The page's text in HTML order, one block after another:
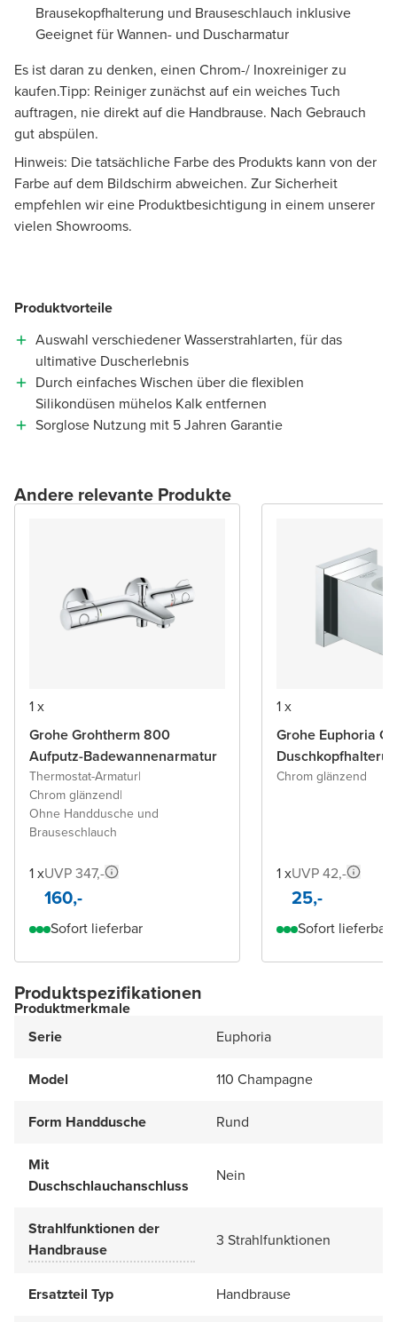
Brausekopfhalterung und Brauseschlauch inklusive
Geeignet für Wannen- und Duscharmatur
Es ist daran zu denken, einen Chrom-/ Inoxreiniger zu
kaufen.Tipp: Reiniger zunächst auf ein weiches Tuch
auftragen, nie direkt auf die Handbrause. Nach Gebrauch
gut abspülen.
Hinweis: Die tatsächliche Farbe des Produkts kann von der
Farbe auf dem Bildschirm abweichen. Zur Sicherheit
empfehlen wir eine Produktbesichtigung in einem unserer
vielen Showrooms.
Produktvorteile
Auswahl verschiedener Wasserstrahlarten, für das
ultimative Duscherlebnis
Durch einfaches Wischen über die flexiblen
Silikondüsen mühelos Kalk entfernen
Sorglose Nutzung mit 5 Jahren Garantie
Andere relevante Produkte
1 x
Grohe Grohtherm 800
Aufputz-Badewannenarmatur
Thermostat-Armatur|
Chrom glänzend|
Ohne Handdusche und
Brauseschlauch
1 xUVP 347,-
160,-
Sofort lieferbar
1 x
Grohe Euphoria
Chrom glänzend
1 xUVP 42,-
25,-
Sofort lieferbar
Produktspezifikationen
Produktmerkmale
Serie
Euphoria
Model 110 Champagne
Form Handdusche Rund
Mit
Duschschlauchanschluss
Nein
Strahlfunktionen der
Handbrause
3 Strahlfunktionen
Ersatzteil Typ Handbrause